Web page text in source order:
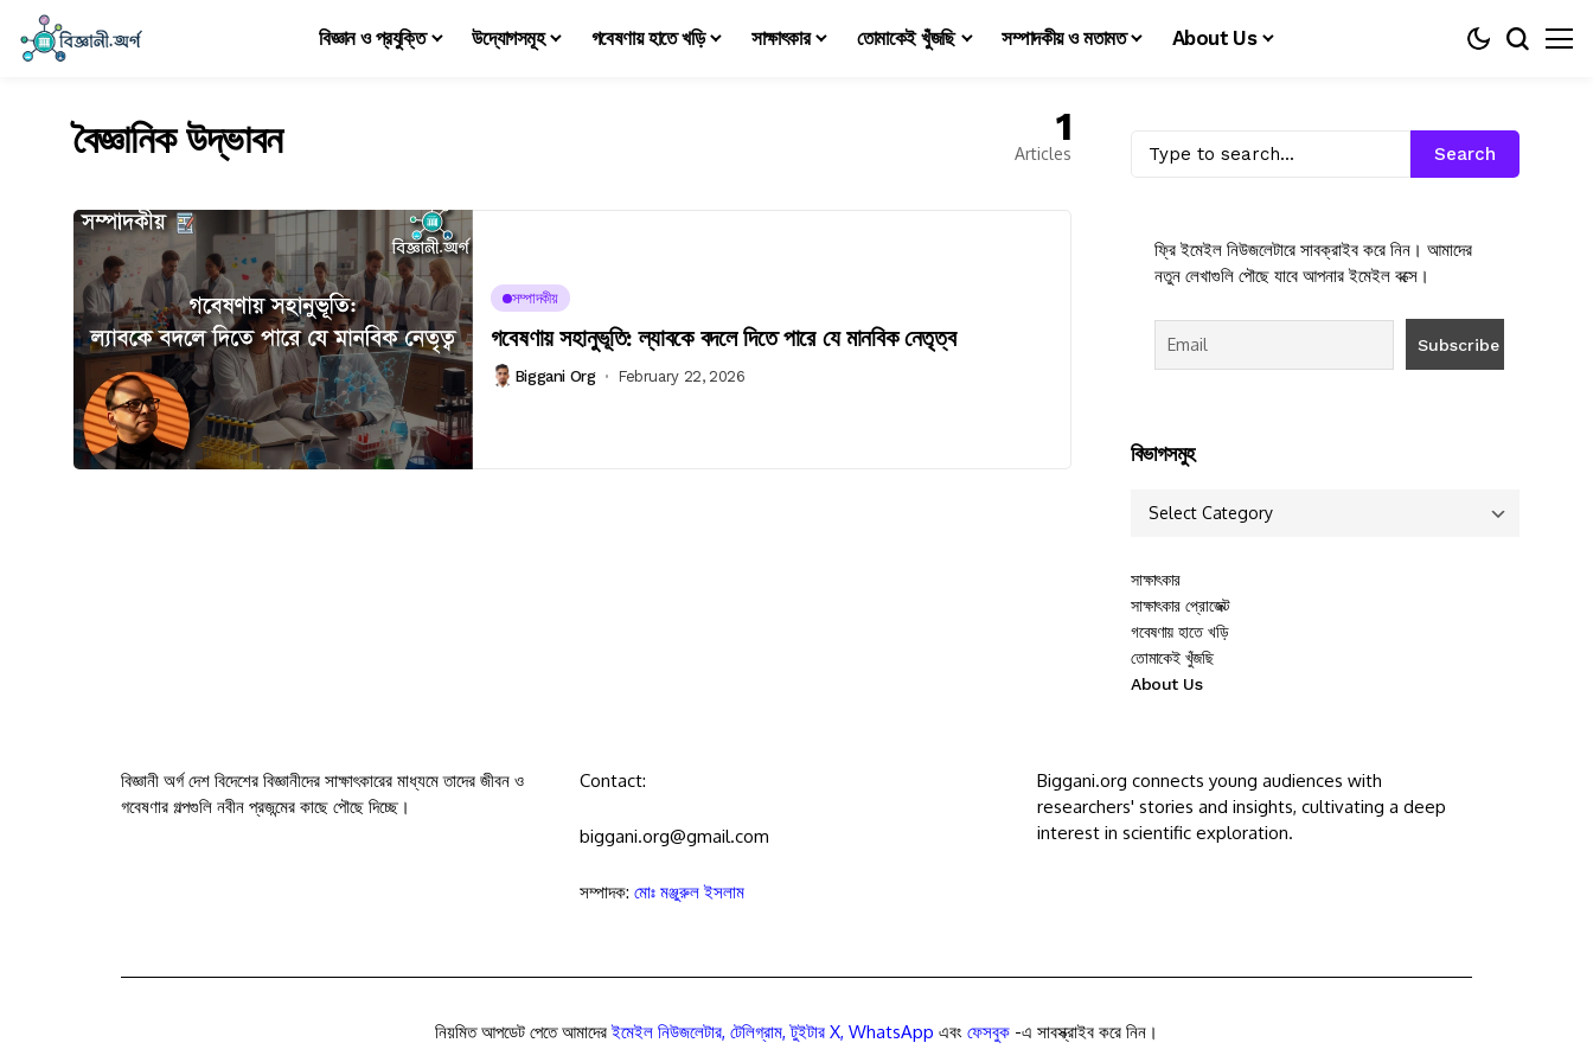
বিজ্ঞান ও প্রযুক্তি উদ্যোগসমূহ গবেষণায় হাতে খড়ি সাক্ষাৎকার তোমাকেই খুঁজছি সম্পাদকীয় ও মতামত About Us
বৈজ্ঞানিক উদ্ভাবন 1
Articles
সম্পাদকীয়
গবেষণায় সহানুভূতি: ল্যাবকে বদলে দিতে পারে যে মানবিক নেতৃত্ব
Biggani Org February 22, 2026
Search
ফ্রি ইমেইল নিউজলেটারে সাবক্রাইব করে নিন। আমাদের
নতুন লেখাগুলি পৌছে যাবে আপনার ইমেইল বক্সে।
বিভাগসমুহ
সাক্ষাৎকার
সাক্ষাৎকার প্রোজেক্ট
গবেষণায় হাতে খড়ি
তোমাকেই খুঁজছি
About Us
বিজ্ঞানী অর্গ দেশ বিদেশের বিজ্ঞানীদের সাক্ষাৎকারের মাধ্যমে তাদের জীবন ও
গবেষণার গল্পগুলি নবীন প্রজন্মের কাছে পৌছে দিচ্ছে।
Contact:
biggani.org@gmail.com
সম্পাদক: মোঃ মঞ্জুরুল ইসলাম
Biggani.org connects young audiences with
researchers' stories and insights, cultivating a deep
interest in scientific exploration.
নিয়মিত আপডেট পেতে আমাদেরইমেইল নিউজলেটার, টেলিগ্রাম,টুইটার X, WhatsApp এবং ফেসবুক -এ সাবস্ক্রাইব করে নিন।